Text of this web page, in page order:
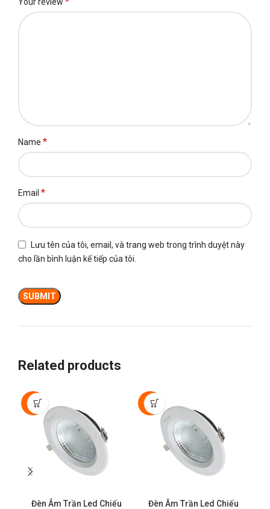
Your review
Name *
Email *
Lưu tên của tôi, email, và trang web trong trình duyệt này
cho lần bình luận kế tiếp của tôi.
Related products
-50%
Đèn Âm Trần Led Chiếu
-50%
Đèn Âm Trần Led Chiếu